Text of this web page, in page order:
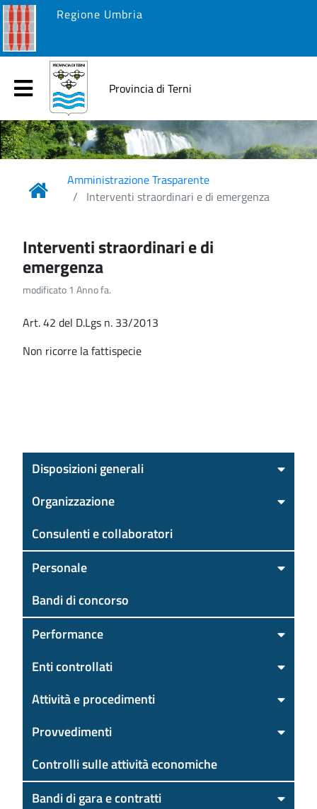
Regione Umbria
Provincia di Terni
Amministrazione Trasparente
Interventi straordinari e di emergenza
Interventi straordinari e di
emergenza
modificato 1 Anno fa.
Art. 42 del D.Lgs n. 33/2013
Non ricorre la fattispecie
Disposizioni generali
Organizzazione
Consulenti e collaboratori
Personale
Bandi di concorso
Performance
Enti controllati
Attività e procedimenti
Provvedimenti
Controlli sulle attività economiche
Bandi di gara e contratti